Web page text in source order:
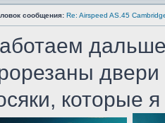
сообщения: Re: Airspeed AS.45
двери
которые